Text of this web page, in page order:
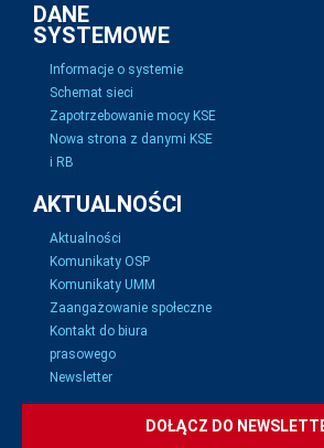
DANE
SYSTEMOWE
Informacje o systemie
Schemat sieci
Zapotrzebowanie mocy KSE
Nowa strona z danymi KSE
i RB
AKTUALNOŚCI
Aktualności
Komunikaty OSP
Komunikaty UMM
Zaangażowanie społeczne
Kontakt do biura
prasowego
Newsletter
DOŁĄCZ DO